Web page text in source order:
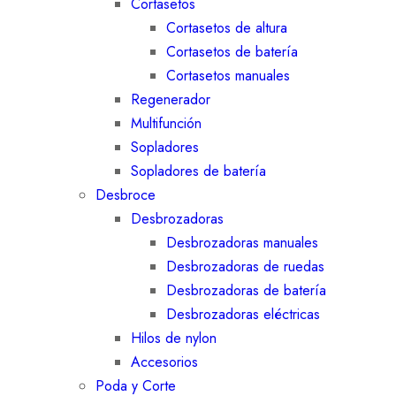
Cortasetos de altura
Cortasetos de batería
Cortasetos manuales
Regenerador
Multifunción
Sopladores
Sopladores de batería
Desbroce
Desbrozadoras
Desbrozadoras manuales
Desbrozadoras de ruedas
Desbrozadoras de batería
Desbrozadoras eléctricas
Hilos de nylon
Accesorios
Poda y Corte